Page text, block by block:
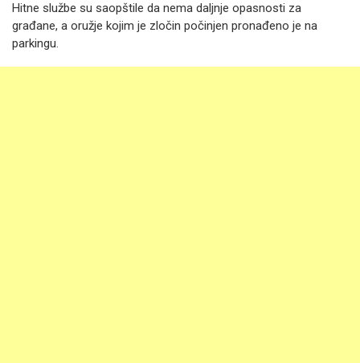
Hitne službe su saopštile da nema daljnje opasnosti za
građane, a oružje kojim je zločin počinjen pronađeno je na
parkingu.